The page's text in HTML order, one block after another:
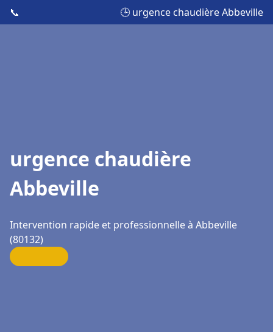
📞 🕒 urgence chaudière Abbeville
urgence chaudière
Abbeville
Intervention rapide et professionnelle à Abbeville
(80132)